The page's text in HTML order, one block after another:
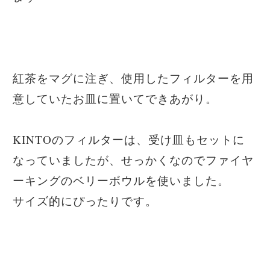
紅茶をマグに注ぎ、使用したフィルターを用
意していたお皿に置いてできあがり。
KINTOのフィルターは、受け皿もセットに
なっていましたが、せっかくなのでファイヤ
ーキングのベリーボウルを使いました。
サイズ的にぴったりです。